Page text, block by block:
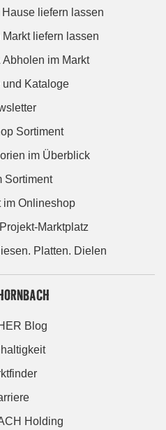
liefern lassen
liefern lassen
Abholen im Markt
und Kataloge
Sortiment
im Überblick
Sortiment
im Onlineshop
Marktplatz
Platten. Dielen
Blog
Holding